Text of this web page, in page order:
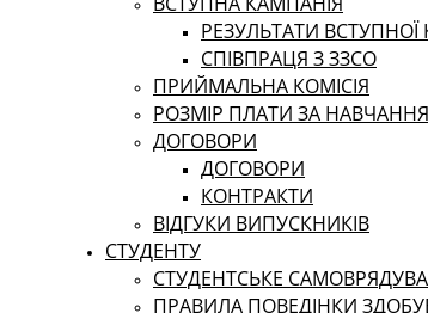
РЕЗУЛЬТАТИ ВСТУПНОЇ
СПІВПРАЦЯ З ЗЗСО
ПРИЙМАЛЬНА КОМІСІЯ
РОЗМІР ПЛАТИ ЗА НАВЧАННЯ
ДОГОВОРИ
ДОГОВОРИ
КОНТРАКТИ
ВІДГУКИ ВИПУСКНИКІВ
СТУДЕНТУ
CТУДЕНТСЬКЕ
ПРАВИЛА ПОВЕДІНКИ